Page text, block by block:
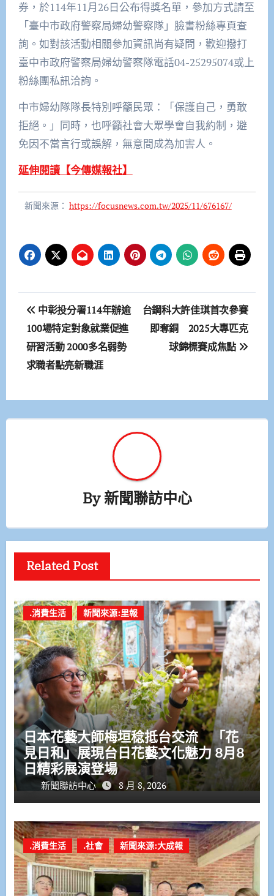
券，於114年11月26日公布得獎名單，參加方式請至
「臺中市政府警察局婦幼警察隊」臉書粉絲專頁查
詢。如對該活動相關參加資訊尚有疑問，歡迎撥打
臺中市政府警察局婦幼警察隊電話04-25295074或上
粉絲團私訊洽詢。
中市婦幼隊隊長特別呼籲民眾：「保護自己，勇敢
拒絕。」同時，也呼籲社會大眾學會自我約制，避
免因不當言行或誤解，無意間成為加害人。
延伸閱讀【今傳媒報社】
新聞來源： https://focusnews.com.tw/2025/11/676167/
文
章
導
中彰投分署114年辦逾
100場特定對象就業促進
研習活動 2000多名弱勢
求職者點亮新職涯
台鋼科大許佳琪首次參賽
即奪銅 2025大專匹克
球錦標賽成焦點
By新聞聯訪中心
Related Post
.消費生活 新聞來源:里報
日本花藝大師梅垣稔抵台交流 「花
見日和」展現台日花藝文化魅力 8月8
日精彩展演登場
新聞聯訪中心 8 月 8, 2026
.消費生活 .社會 新聞來源:大成報